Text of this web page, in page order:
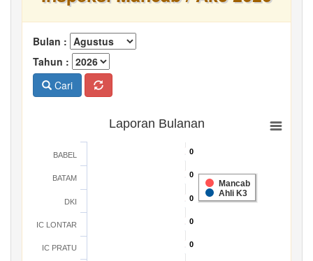
Bulan :
Tahun :
Cari
Laporan Bulanan
0
0
0
0
0
0
0
0
0
0
Mancab
Ahli K3
BABEL
BATAM
DKI
IC LONTAR
IC PRATU